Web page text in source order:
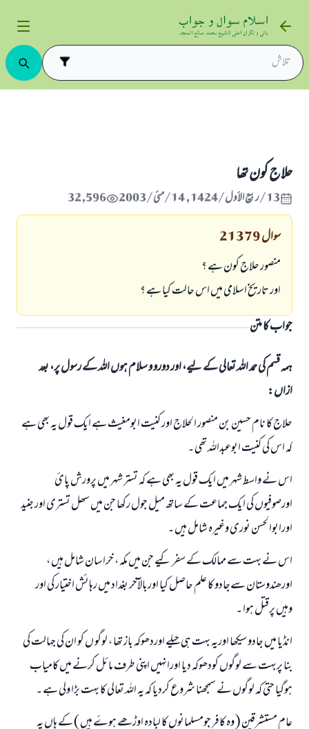
حلاج کون تھا
13/ربيع الأول/1424 , 14/مئی/2003 32,596
سوال21379
منصور حلاج کون ہے ؟
اور تاریخ اسلامی میں اس حالت کیا ہے ؟
جواب کا متن
ہمہ قسم کی حمد اللہ تعالی کے لیے، اور دورو و سلام ہوں اللہ کے رسول پر، بعد
ازاں:
حلاج کا نام حسین بن منصور الحلاج اور کنیت ابومغیث ہے ایک قول یہ بھی ہے
کہ اس کی کنیت ابوعبداللہ تھی ۔
اس نے واسط شہر میں ایک قول یہ بھی ہے کہ تستر شہر میں پرورش پائ
اورصوفیوں کی ایک جماعت کے ساتھ میل جول رکھا جن میں سھل تستری اور جنید
اورابوالحسن نوری وغیرہ شامل ہيں ۔
اس نے بہت سے ممالک کے سفر کیے جن میں مکہ ، خراسان شامل ہیں ،
اورھندوستان سےجادو کا علم حاصل کیا اوربالآخر بغداد میں رہائش اختیار کی اور
وہیں پرقتل ہوا ۔
انڈیا میں جادو سیکھا اوریہ بہت ہی حیلے اوردھوکہ باز تھا ، لوگو ں کو ان کی جہالت کی
بنا پربہت سے لوگوں کودھوکہ دیا اورانہیں اپنی طرف مائل کرنے میں کامیاب
ہوگيا حتی کہ لوگوں نے سمجھنا شروع کردیا کہ یہ اللہ تعالی کا بہت بڑا ولی ہے ۔
عام مستشرقین ( وہ کافر جومسلمانوں کا لبادہ اوڑھے ہوۓ ہیں ) کے ہاں یہ